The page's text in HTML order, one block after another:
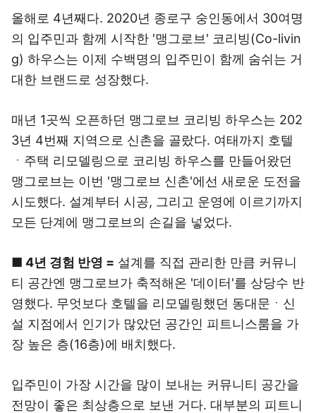
올해로 4년째다. 2020년 종로구 숭인동에서 30여명
의 입주민과 함께 시작한 '맹그로브' 코리빙(Co-livin
g) 하우스는 이제 수백명의 입주민이 함께 숨쉬는 거
대한 브랜드로 성장했다.
매년 1곳씩 오픈하던 맹그로브 코리빙 하우스는 202
3년 4번째 지역으로 신촌을 골랐다. 여태까지 호텔
ㆍ주택 리모델링으로 코리빙 하우스를 만들어왔던
맹그로브는 이번 '맹그로브 신촌'에선 새로운 도전을
시도했다. 설계부터 시공, 그리고 운영에 이르기까지
모든 단계에 맹그로브의 손길을 넣었다.
■ 4년 경험 반영 = 설계를 직접 관리한 만큼 커뮤니
티 공간엔 맹그로브가 축적해온 '데이터'를 상당수 반
영했다. 무엇보다 호텔을 리모델링했던 동대문ㆍ신
설 지점에서 인기가 많았던 공간인 피트니스룸을 가
장 높은 층(16층)에 배치했다.
입주민이 가장 시간을 많이 보내는 커뮤니티 공간을
전망이 좋은 최상층으로 보낸 거다. 대부분의 피트니